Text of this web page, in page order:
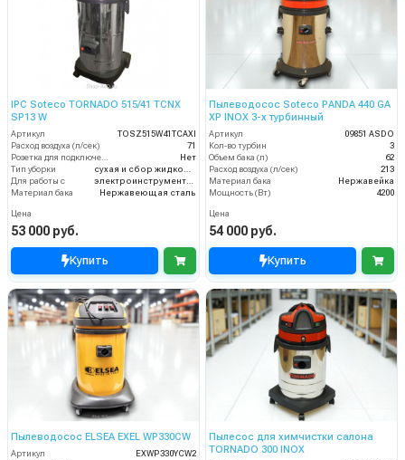
IPC Soteco TORNADO 515/41 TCNX
SP13 W
Артикул
TOSZ515W41TCAXI
Расход воздуха (л/сек)
71
Нет
Тип уборки
Для работы с
Материал бака
Нержавеющая сталь
Цена
53 000 руб.
Купить
Пылеводосос Soteco PANDA 440 GA
XP INOX 3-х турбинный
Артикул
09851 ASDO
Кол-во турбин
3
Объем бака (л)
62
Расход воздуха (л/сек)
213
Материал бака
Нержавейка
Мощность (Вт)
4200
Цена
54 000 руб.
Купить
Пылеводосос ELSEA EXEL WP330CW
Артикул
EXWP330YCW2
Пылесос для химчистки салона
TORNADO 300 INOX